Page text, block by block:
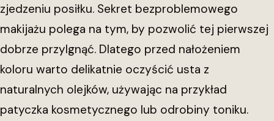
zjedzeniu posiłku. Sekret bezproblemowego
makijażu polega na tym, by pozwolić tej pierwszej
dobrze przylgnąć. Dlatego przed nałożeniem
koloru warto delikatnie oczyścić usta z
naturalnych olejków, używając na przykład
patyczka kosmetycznego lub odrobiny toniku.